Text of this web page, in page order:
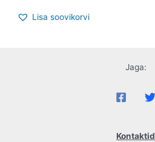
Lisa soovikorvi
Jaga:
Kontaktid